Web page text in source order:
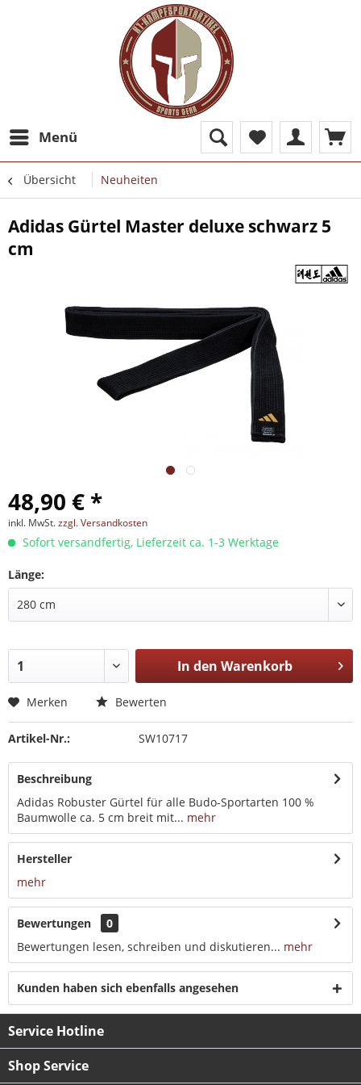
Menü
Übersicht Neuheiten
Adidas Gürtel Master deluxe schwarz 5
cm
48,90 € *
inkl. MwSt.zzgl. Versandkosten
Sofort versandfertig, Lieferzeit ca. 1-3 Werktage
Länge:
In den Warenkorb
Merken Bewerten
Artikel-Nr.: SW10717
Beschreibung
Adidas Robuster Gürtel für alle Budo-Sportarten 100 %
Baumwolle ca. 5 cm breit mit... mehr
Hersteller
mehr
Bewertungen
0
Bewertungen lesen, schreiben und diskutieren... mehr
Kunden haben sich ebenfalls angesehen
Service Hotline
Shop Service